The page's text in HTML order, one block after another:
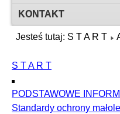
KONTAKT
Jesteś tutaj: S T A R T
S T A R T
PODSTAWOWE
Standardy ochrony